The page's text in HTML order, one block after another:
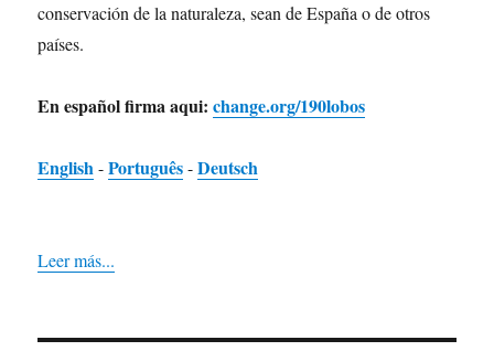
conservación de la naturaleza, sean de España o de otros
países.
En español firma aqui:change.org/190lobos
English-Português-Deutsch
Leer más...